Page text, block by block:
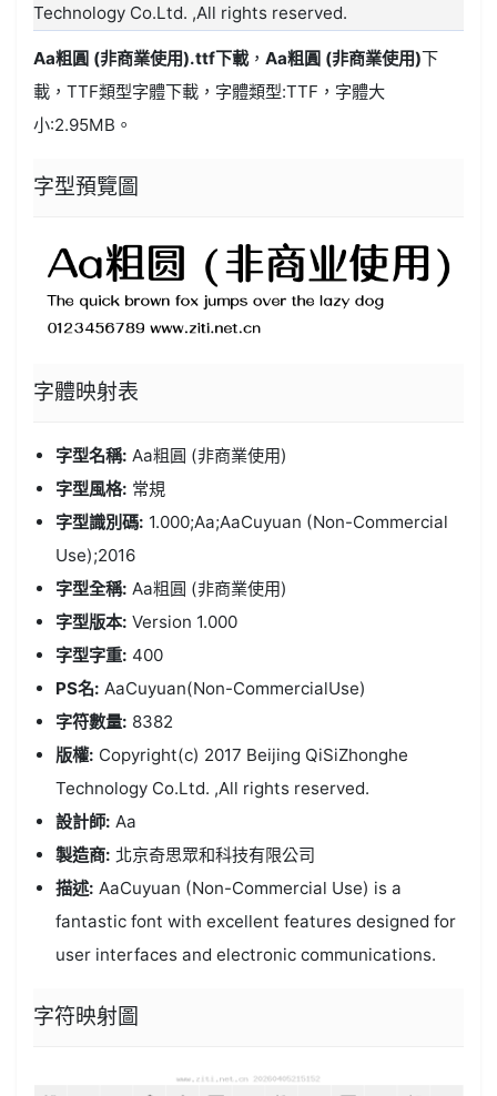
Technology Co.Ltd. ,All rights reserved.
Aa粗圓 (非商業使用).ttf下載，Aa粗圓 (非商業使用)下
載，TTF類型字體下載，字體類型:TTF ，字體大
小:2.95MB。
字型預覽圖
字體映射表
字型名稱: Aa粗圓 (非商業使用)
字型風格: 常規
字型識別碼: 1.000;Aa;AaCuyuan (Non-Commercial
Use);2016
字型全稱: Aa粗圓 (非商業使用)
字型版本: Version 1.000
字型字重: 400
PS名: AaCuyuan(Non-CommercialUse)
字符數量: 8382
版權: Copyright(c) 2017 Beijing QiSiZhonghe
Technology Co.Ltd. ,All rights reserved.
設計師: Aa
製造商: 北京奇思眾和科技有限公司
描述: AaCuyuan (Non-Commercial Use) is a
fantastic font with excellent features designed for
user interfaces and electronic communications.
字符映射圖